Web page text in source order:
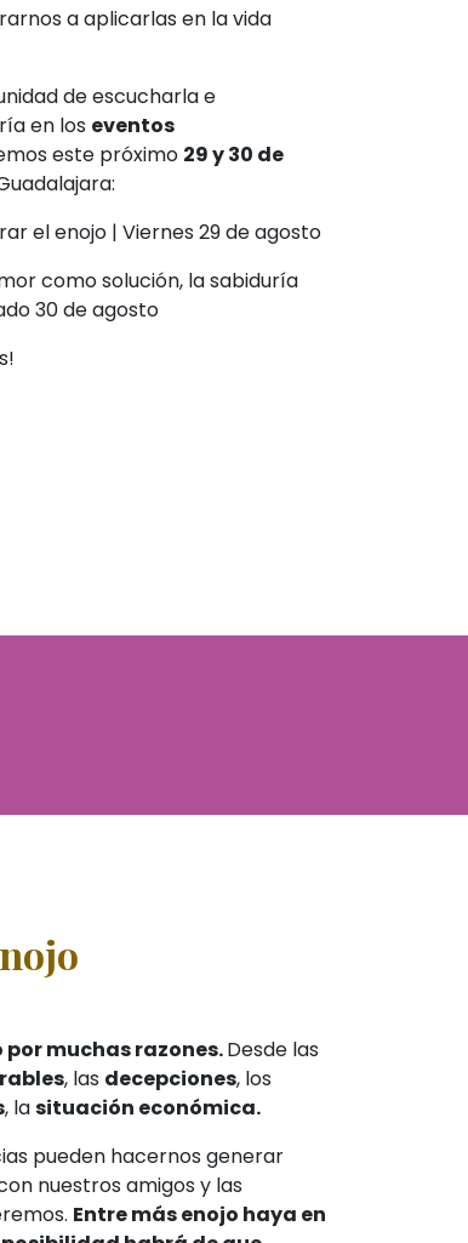
a aplicarlas en la vida
de escucharla e
en los eventos
este próximo 29 y 30 de
el enojo | Viernes 29 de agosto
como solución, la sabiduría
30 de agosto
muchas razones.Desde las
, las decepciones, los
, lasituación económica.
pueden hacernos generar
nuestros amigos y las
Entre más enojo haya en